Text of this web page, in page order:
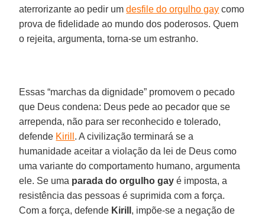
aterrorizante ao pedir umdesfile do orgulho gay como
prova de fidelidade ao mundo dos poderosos. Quem
o rejeita, argumenta, torna-se um estranho.
Essas “marchas da dignidade” promovem o pecado
que Deus condena: Deus pede ao pecador que se
arrependa, não para ser reconhecido e tolerado,
defende Kirill . A civilização terminará se a
humanidade aceitar a violação da lei de Deus como
uma variante do comportamento humano, argumenta
ele. Se uma parada do orgulho gay é imposta, a
resistência das pessoas é suprimida com a força.
Com a força, defende Kirill , impõe-se a negação de